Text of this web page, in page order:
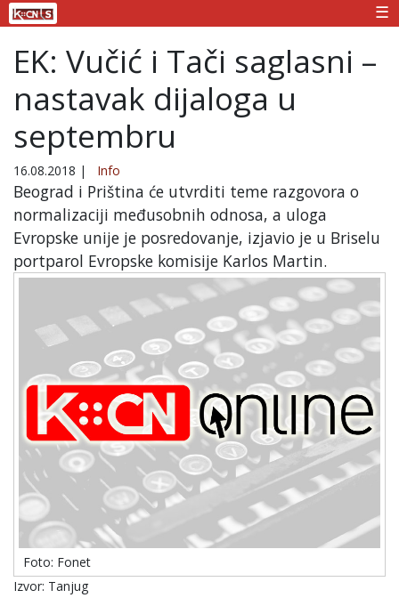
☰
EK: Vučić i Tači saglasni –
nastavak dijaloga u
septembru
16.08.2018 | Info
Beograd i Priština će utvrditi teme razgovora o
normalizaciji međusobnih odnosa, a uloga
Evropske unije je posredovanje, izjavio je u Briselu
portparol Evropske komisije Karlos Martin.
Foto: Fonet
Izvor: Tanjug